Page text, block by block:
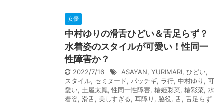
女優
中村ゆりの滑舌ひどい＆舌足らず？
水着姿のスタイルが可愛い！性同一
性障害か？
2022/7/16 ASAYAN, YURIMARI, ひどい,
スタイル, セミヌード, パッチギ, ラ行, 中村ゆり , 可
愛い, 土屋太鳳, 性同一性障害, 椿姫彩菜, 椿彩菜, 水
着姿, 滑舌, 美しすぎる, 耳障り , 脇役, 舌, 舌足らず